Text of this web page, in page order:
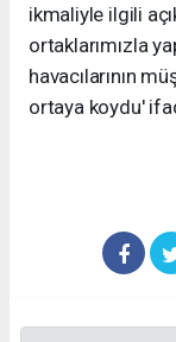
ikmaliyle ilgili
ortaklarımızla
havacılarının
ortaya koydu'